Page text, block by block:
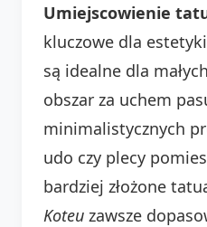
Umiejscowienie
kluczowe dla
są idealne dla
obszar za uchem
minimalistycznych
udo czy plecy
bardziej złożone
Koteu zawsze